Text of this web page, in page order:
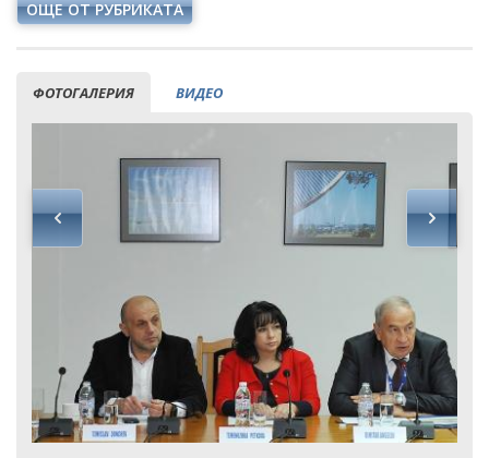
ОЩЕ ОТ РУБРИКАТА
ФОТОГАЛЕРИЯ ВИДЕО